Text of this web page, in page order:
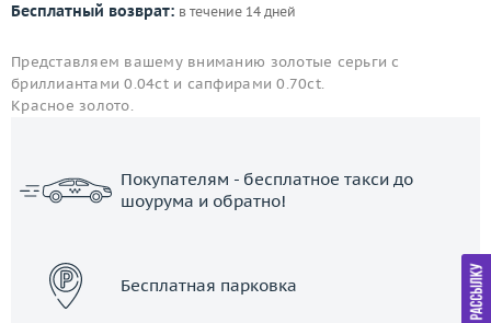
Бесплатный возврат: в течение 14 дней
Представляем вашему вниманию золотые серьги с
бриллиантами 0.04ct и сапфирами 0.70ct.
Красное золото.
Покупателям - бесплатное такси до
шоурума и обратно!
Бесплатная парковка